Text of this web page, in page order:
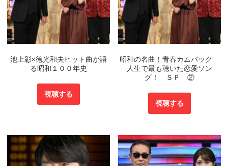
池上彰×徳光和夫ヒット曲が語
る昭和１００年史
視聴する
昭和の名曲！青春カムバック
人生で最も聴いた恋愛ソン
グ！ ＳＰ ②
視聴する